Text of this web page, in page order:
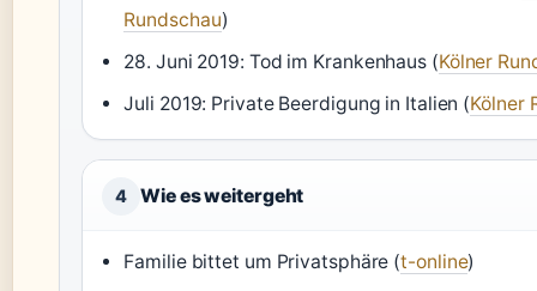
Rundschau)
28. Juni 2019: Tod im Krankenhaus (Kölner
Juli 2019: Private Beerdigung in Italien (Kölner
4 Wie es weitergeht
Familie bittet um Privatsphäre (t-online)